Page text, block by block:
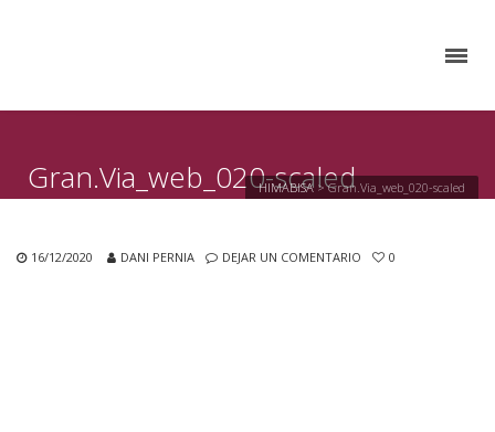
Gran.Via_web_020-scaled
HIMABISA >Gran.Via_web_020-scaled
16/12/2020 DANI PERNIA DEJAR UN COMENTARIO 0